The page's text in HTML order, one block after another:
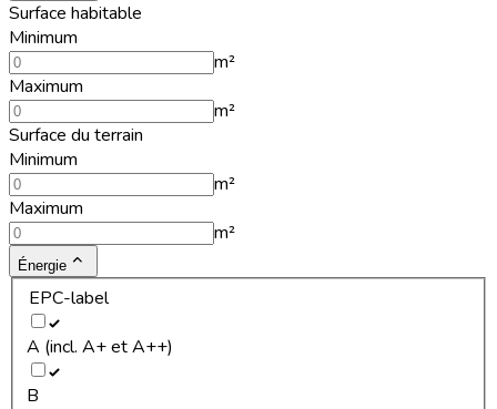
Surface habitable
Minimum
m²
Maximum
m²
Surface du terrain
Minimum
m²
Maximum
m²
Énergie
EPC-label
A (incl. A+ et A++)
B